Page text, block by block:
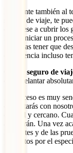
Referente también al
seguro de viaje, te
que, pese a cubrir los
luego iniciar un
imaginas tener que
de urgencia incluso
seguro de
que adelantar
El proceso es muy
contactarás con
calidad y cercano.
atenderán. Una vez
los costes y de las
prescritos por el